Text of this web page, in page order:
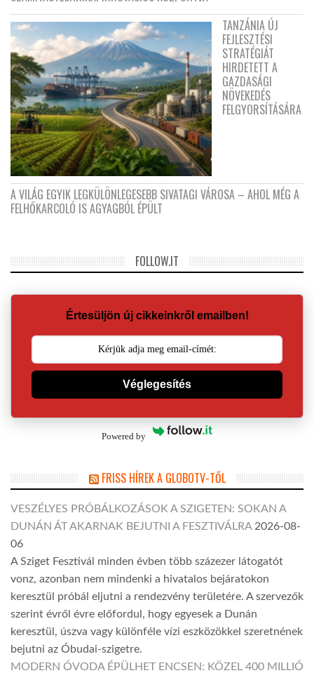
TANZÁNIA ÚJ
FEJLESZTÉSI
STRATÉGIÁT
HIRDETETT A
GAZDASÁGI
NÖVEKEDÉS
FELGYORSÍTÁSÁRA
A VILÁG EGYIK LEGKÜLÖNLEGESEBB SIVATAGI VÁROSA – AHOL MÉG A
FELHŐKARCOLÓ IS AGYAGBÓL ÉPÜLT
FOLLOW.IT
Értesüljön új cikkeinkről emailben!
Véglegesítés
Powered by
FRISS HÍREK A GLOBOTV-TŐL
VESZÉLYES PRÓBÁLKOZÁSOK A SZIGETEN: SOKAN A
DUNÁN ÁT AKARNAK BEJUTNI A FESZTIVÁLRA 2026-08-
06
A Sziget Fesztivál minden évben több százezer látogatót
vonz, azonban nem mindenki a hivatalos bejáratokon
keresztül próbál eljutni a rendezvény területére. A szervezők
szerint évről évre előfordul, hogy egyesek a Dunán
keresztül, úszva vagy különféle vízi eszközökkel szeretnének
bejutni az Óbudai-szigetre.
MODERN ÓVODA ÉPÜLHET ENCSEN: KÖZEL 400 MILLIÓ